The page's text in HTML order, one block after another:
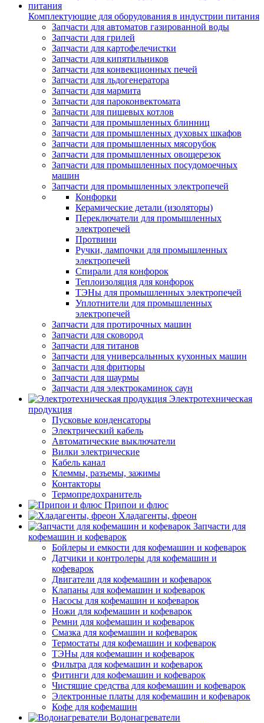
Комплектующие для оборудования в индустрии питания
Запчасти для автоматов газированной воды
Запчасти для грилей
Запчасти для картофелечистки
Запчасти для кипятильников
Запчасти для конвекционных печей
Запчасти для льдогенератора
Запчасти для мармита
Запчасти для пароконвектомата
Запчасти для пищевых котлов
Запчасти для промышленных блинниц
Запчасти для промышленных духовых шкафов
Запчасти для промышленных мясорубок
Запчасти для промышленных овощерезок
Запчасти для промышленных посудомоечных
машин
Запчасти для промышленных электропечей
Конфорки
Керамические детали (изоляторы)
Переключатели для промышленных
электропечей
Протвини
Ручки, лампочки для промышленных
электропечей
Спирали для конфорок
Теплоизоляция для конфорок
ТЭНы для промышленных электропечей
Уплотнители для промышленных
электропечей
Запчасти для протирочных машин
Запчасти для сковород
Запчасти для титанов
Запчасти для универсальнных кухонных машин
Запчасти для фритюры
Запчасти для шаурмы
Запчасти для электрокаминок саун
Электротехническая
продукция
Пусковые конденсаторы
Электрический кабель
Автоматические выключатели
Вилки электрические
Кабель канал
Клеммы, разъемы, зажимы
Контакторы
Термопредохранитель
Припои и флюс
Хладагенты, фреон
Запчасти для
кофемашин и кофеварок
Бойлеры и емкости для кофемашин и кофеварок
Датчики и контролеры для кофемашин и
кофеварок
Двигатели для кофемашин и кофеварок
Клапаны для кофемашин и кофеварок
Насосы для кофемашин и кофеварок
Ножи для кофемашин и кофеварок
Ремни для кофемашин и кофеварок
Смазка для кофемашин и кофеварок
Термостаты для кофемашин и кофеварок
ТЭНы для кофемашин и кофеварок
Фильтра для кофемашин и кофеварок
Фитинги для кофемашин и кофеварок
Чистящие средства для кофемашин и кофеварок
Электронные платы для кофемашин и кофеварок
Кофе для кофемашин
Водонагреватели